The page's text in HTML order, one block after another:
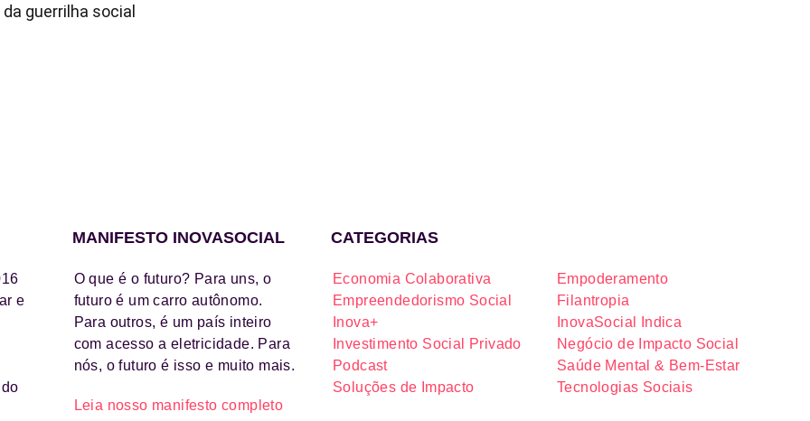
guerrilha social
e
MANIFESTO INOVASOCIAL
O que é o futuro? Para uns, o
futuro é um carro autônomo.
Para outros, é um país inteiro
com acesso a eletricidade. Para
nós, o futuro é isso e muito mais.
Leia nosso manifesto completo
CATEGORIAS
Economia Colaborativa
Empoderamento
Empreendedorismo Social
Filantropia
Inova+
InovaSocial Indica
Investimento Social Privado
Negócio de Impacto Social
Podcast
Saúde Mental & Bem-Estar
Soluções de Impacto
Tecnologias Sociais